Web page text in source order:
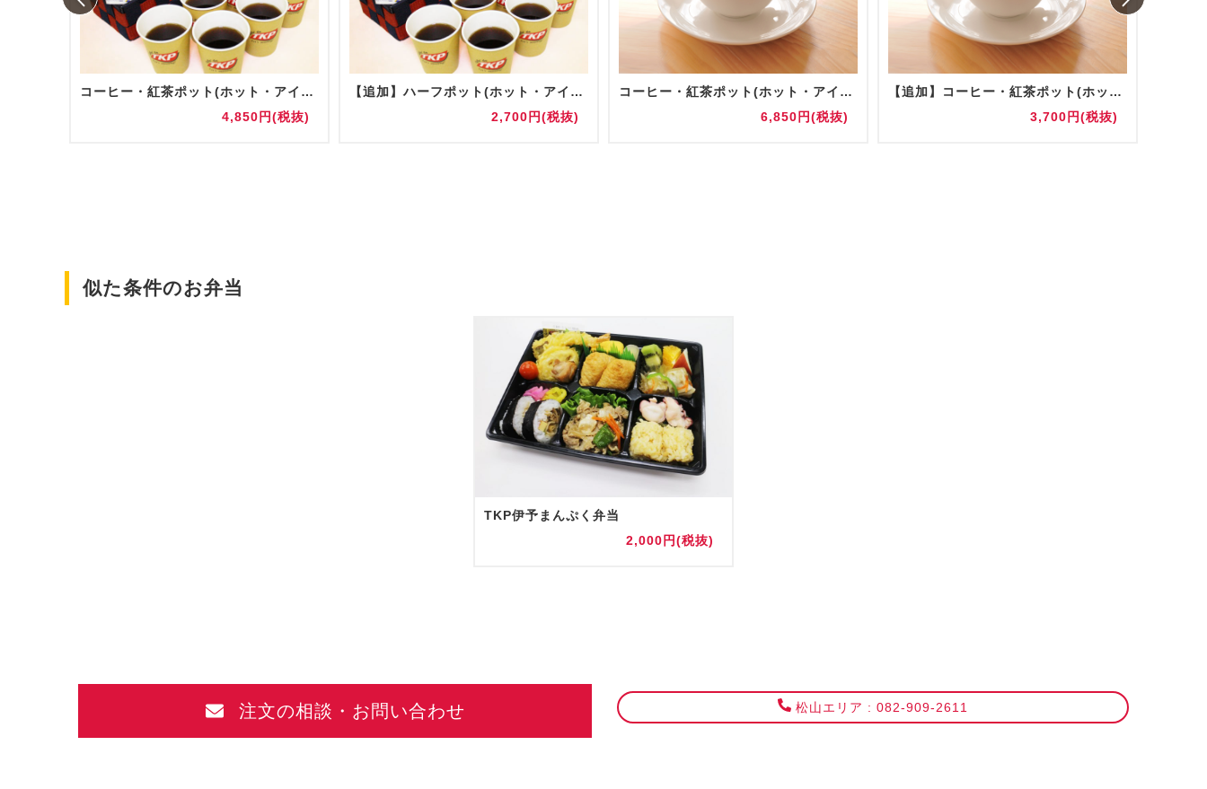
コーヒー・紅茶ポット(ホット・アイス)
4,850円(税抜)
【追加】ハーフポット(ホット・アイス)
2,700円(税抜)
コーヒー・紅茶ポット(ホット・アイス) 陶器/グラス提供
6,850円(税抜)
【追加】コーヒー・紅茶ポット(ホット・アイス) 陶器/グラス提供
3,700円(税抜)
似た条件のお弁当
TKP伊予まんぷく弁当
2,000円(税抜)
注文の相談・お問い合わせ 松山エリア : 082-909-2611